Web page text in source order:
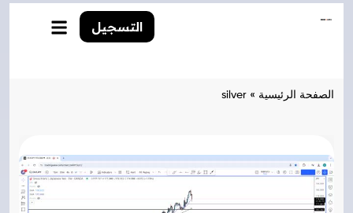
التسجيل
الصفحة الرئيسية »